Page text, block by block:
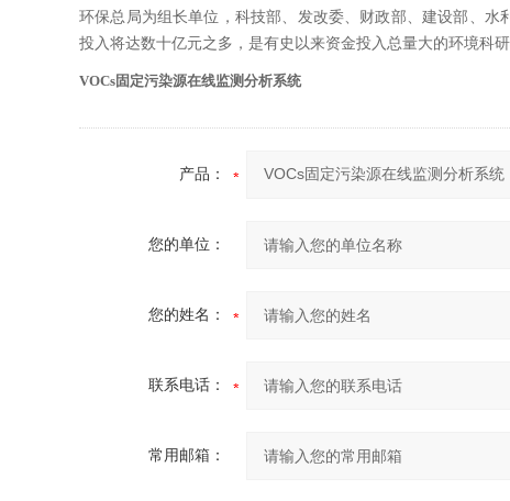
环保总局为组长单位，科技部、发改委、财政部、建设部、
投入将达数十亿元之多，是有史以来资金投入总量大的环境科
VOCs固定污染源在线监测分析系统
产品：
您的单位：
您的姓名：
联系电话：
常用邮箱：